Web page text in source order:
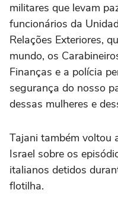
militares que levam
funcionários da
Relações Exteriores,
mundo, os
Finanças e a polícia
segurança do nosso
dessas mulheres e
Tajani também voltou
Israel sobre os
italianos detidos
flotilha.